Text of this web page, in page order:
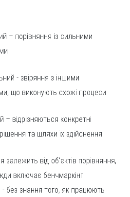
– порівняння із сильними
- звіряння з іншими
що виконують схожі процеси
– відрізняються конкретні
рішення та шляхи їх здійснення
залежить від об'єктів порівняння,
включає бенчмаркінг
- без знання того, як працюють